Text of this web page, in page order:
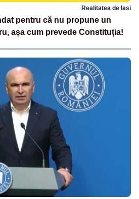
Realitatea de Iasi
pentru că nu propune un
așa cum prevede Constituția!